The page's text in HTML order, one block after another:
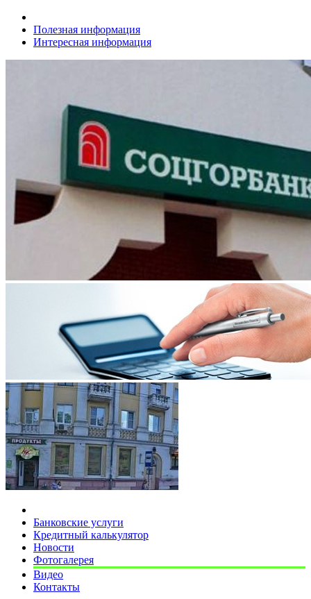
Полезная информация
Интересная информация
Банковские услуги
Кредитный калькулятор
Новости
Фотогалерея
Видео
Контакты